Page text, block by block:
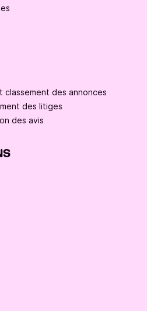
classement des annonces
des litiges
des avis